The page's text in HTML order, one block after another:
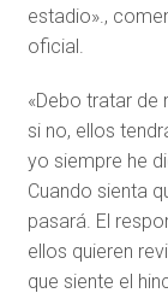
estadio».,
oficial.
«Debo tratar de
si no, ellos
yo siempre he
Cuando sienta
pasará. El
ellos quieren
que siente el